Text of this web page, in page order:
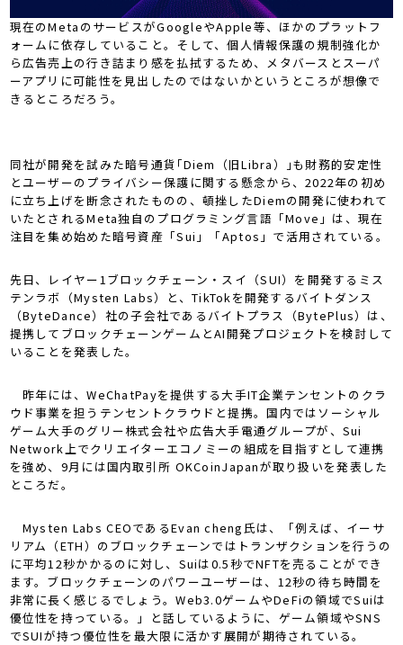
現在のMetaのサービスがGoogleやApple等、ほかのプラットフ
ォームに依存していること。そして、個人情報保護の規制強化か
ら広告売上の行き詰まり感を払拭するため、メタバースとスーパ
ーアプリに可能性を見出したのではないかというところが想像で
きるところだろう。
同社が開発を試みた暗号通貨｢Diem（旧Libra）｣も財務的安定性
とユーザーのプライバシー保護に関する懸念から、2022年の初め
に立ち上げを断念されたものの、頓挫したDiemの開発に使われて
いたとされるMeta独自のプログラミング言語「Move」は、現在
注目を集め始めた暗号資産「Sui」「Aptos」で活用されている。
先日、レイヤー1ブロックチェーン・スイ（SUI）を開発するミス
テンラボ（Mysten Labs）と、TikTokを開発するバイトダンス
（ByteDance）社の子会社であるバイトプラス（BytePlus）は、
提携してブロックチェーンゲームとAI開発プロジェクトを検討して
いることを発表した。
昨年には、WeChatPayを提供する大手IT企業テンセントのクラ
ウド事業を担うテンセントクラウドと提携。国内ではソーシャル
ゲーム大手のグリー株式会社や広告大手電通グループが、Sui
Network上でクリエイターエコノミーの組成を目指すとして連携
を強め、9月には国内取引所 OKCoinJapanが取り扱いを発表した
ところだ。
Mysten Labs CEOであるEvan cheng氏は、「例えば、イーサ
リアム（ETH）のブロックチェーンではトランザクションを行うの
に平均12秒かかるのに対し、Suiは0.5秒でNFTを売ることができ
ます。ブロックチェーンのパワーユーザーは、12秒の待ち時間を
非常に長く感じるでしょう。Web3.0ゲームやDeFiの領域でSuiは
優位性を持っている。」と話しているように、ゲーム領域やSNS
でSUIが持つ優位性を最大限に活かす展開が期待されている。